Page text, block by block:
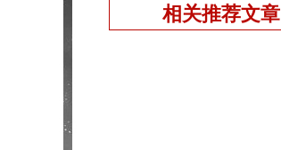
相关推荐文章